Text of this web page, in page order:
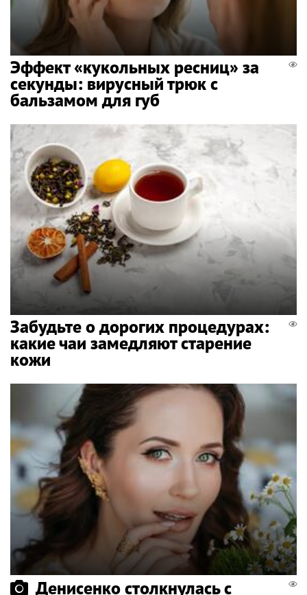
Эффект «кукольных ресниц» за
секунды: вирусный трюк с
бальзамом для губ
Забудьте о дорогих процедурах:
какие чаи замедляют старение
кожи
Денисенко столкнулась с